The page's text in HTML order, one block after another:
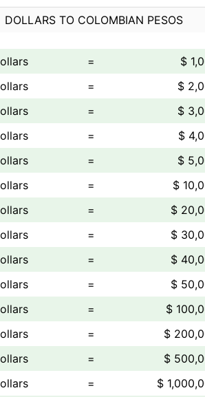
DOLLARS TO COLOMBIAN PESOS
=
$
=
$
=
$
=
$
=
$
=
$
=
$
=
$
=
$
=
$
=
$
=
$
=
$
= $